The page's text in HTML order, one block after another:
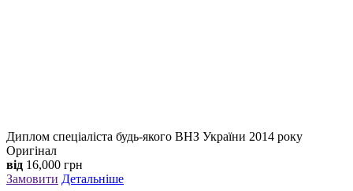
Диплом спеціаліста будь-якого ВНЗ України 2014 року
Оригінал
від 16,000 грн
Замовити Детальніше